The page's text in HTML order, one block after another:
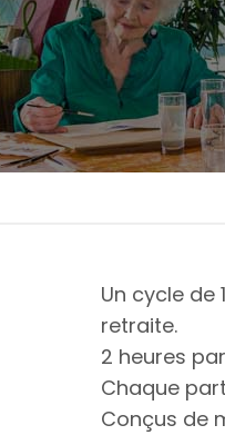
Un cycle
retraite.
2 heures
Chaque
Conçus de